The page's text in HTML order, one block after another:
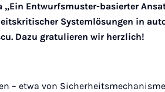
Entwurfsmuster-basierter
Systemlösungen in
Dazu gratulieren wir herzlich!
– etwa von